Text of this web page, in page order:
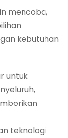
mencoba,
kebutuhan
untuk
teknologi